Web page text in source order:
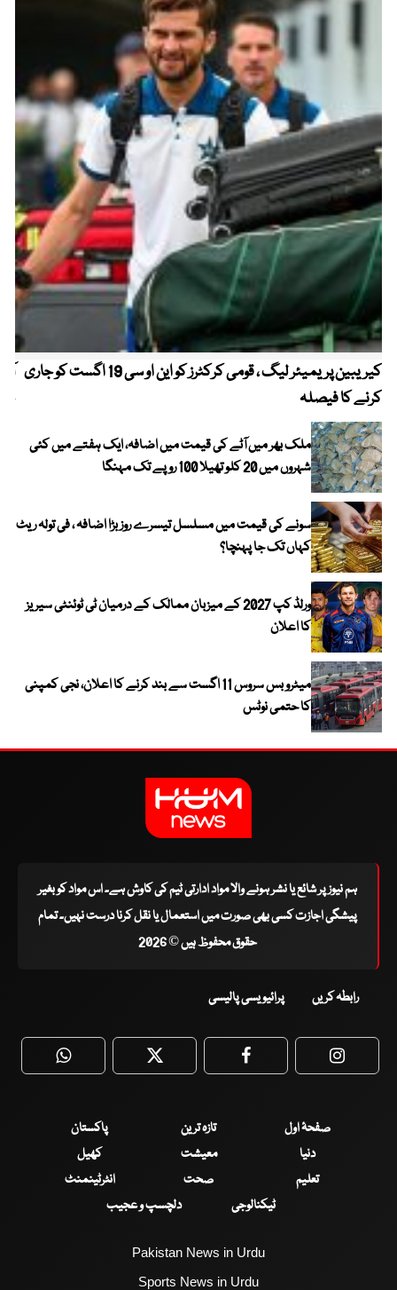
کیریبین پریمیئر لیگ ، قومی کرکٹرز کو این او سی 19 اگست کو جاری
کرنے کا فیصلہ
ملک بھر میں آٹے کی قیمت میں اضافہ، ایک ہفتے میں کئی
شہروں میں 20 کلو تھیلا 100 روپے تک مہنگا
سونے کی قیمت میں مسلسل تیسرے روز بڑا اضافہ ، فی تولہ ریٹ
کہاں تک جا پہنچا؟
ورلڈ کپ 2027 کے میزبان ممالک کے درمیان ٹی ٹوئنٹی سیریز
کا اعلان
میٹرو بس سروس 11 اگست سے بند کرنے کا اعلان، نجی کمپنی
کا حتمی نوٹس
ہم نیوز پر شائع یا نشر ہونے والا مواد ادارتی ٹیم کی کاوش ہے۔ اس مواد کو بغیر
پیشگی اجازت کسی بھی صورت میں استعمال یا نقل کرنا درست نہیں۔ تمام
حقوق محفوظ ہیں © 2026
رابطہ کریں پرائیویسی پالیسی
WhatsApp Twitter Facebook
صفحۂ اول تازہ ترین
پاکستان
دنیا
معیشت
کھیل
تعلیم
صحت
انٹرٹینمنٹ
ٹیکنالوجی
دلچسپ و عجیب
Pakistan News in Urdu
Sports News in Urdu